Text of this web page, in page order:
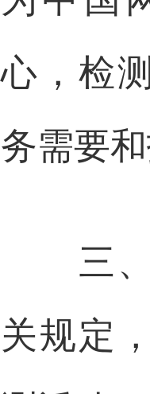
心，检
务需要
三、
关规定